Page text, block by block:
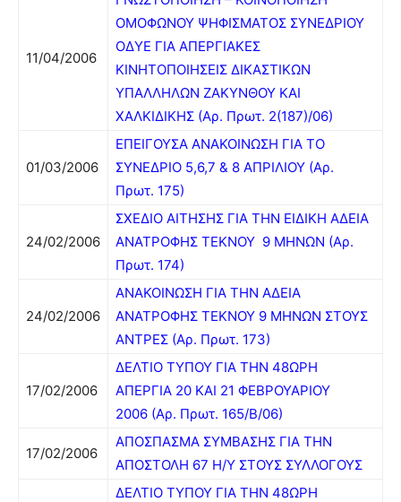
11/04/2006
ΟΜΟΦΩΝΟΥ ΨΗΦΙΣΜΑΤΟΣ ΣΥΝΕΔΡΙΟΥ
ΟΔΥΕ ΓΙΑ ΑΠΕΡΓΙΑΚΕΣ
ΚΙΝΗΤΟΠΟΙΗΣΕΙΣ ΔΙΚΑΣΤΙΚΩΝ
ΥΠΑΛΛΗΛΩΝ ΖΑΚΥΝΘΟΥ ΚΑΙ
ΧΑΛΚΙΔΙΚΗΣ (Αρ. Πρωτ. 2(187)/06)
01/03/2006
ΕΠΕΙΓΟΥΣΑ ΑΝΑΚΟΙΝΩΣΗ ΓΙΑ ΤΟ
ΣΥΝΕΔΡΙΟ 5,6,7 & 8 ΑΠΡΙΛΙΟΥ (Αρ.
Πρωτ. 175)
24/02/2006
ΣΧΕΔΙΟ ΑΙΤΗΣΗΣ ΓΙΑ ΤΗΝ ΕΙΔΙΚΗ ΑΔΕΙΑ
ΑΝΑΤΡΟΦΗΣ ΤΕΚΝΟΥ 9 ΜΗΝΩΝ (Αρ.
Πρωτ. 174)
24/02/2006
ΑΝΑΚΟΙΝΩΣΗ ΓΙΑ ΤΗΝ ΑΔΕΙΑ
ΑΝΑΤΡΟΦΗΣ ΤΕΚΝΟΥ 9 ΜΗΝΩΝ ΣΤΟΥΣ
ΑΝΤΡΕΣ (Αρ. Πρωτ. 173)
17/02/2006
ΔΕΛΤΙΟ ΤΥΠΟΥ ΓΙΑ ΤΗΝ 48ΩΡΗ
ΑΠΕΡΓΙΑ 20 ΚΑΙ 21 ΦΕΒΡΟΥΑΡΙΟΥ
2006 (Αρ. Πρωτ. 165/Β/06)
17/02/2006
ΑΠΟΣΠΑΣΜΑ ΣΥΜΒΑΣΗΣ ΓΙΑ ΤΗΝ
ΑΠΟΣΤΟΛΗ 67 Η/Υ ΣΤΟΥΣ ΣΥΛΛΟΓΟΥΣ
ΔΕΛΤΙΟ ΤΥΠΟΥ ΓΙΑ ΤΗΝ 48ΩΡΗ